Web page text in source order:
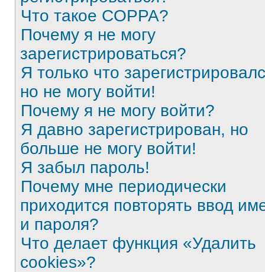
Что такое COPPA?
Почему я не могу
зарегистрироваться?
Я только что
но не могу войти!
Почему я не могу войти?
Я давно зарегистрирован, но
больше не могу войти!
Я забыл пароль!
Почему мне периодически
приходится повторять ввод
и пароля?
Что делает функция «Удалить
cookies»?